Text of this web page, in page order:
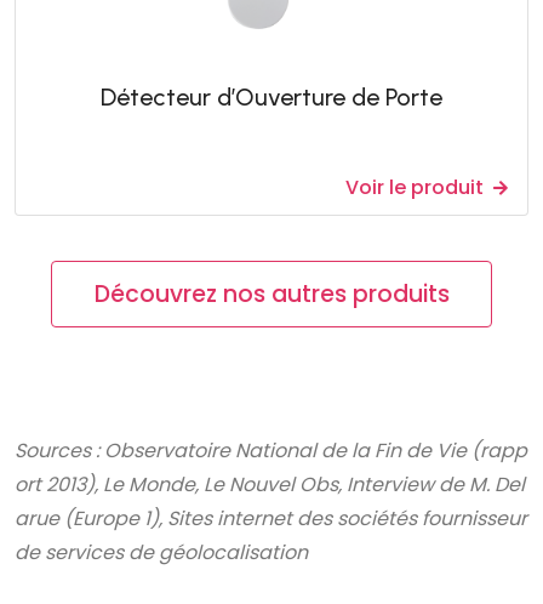
Détecteur d’Ouverture de Porte
Voir le produit
Découvrez nos autres produits
Sources : Observatoire National de la Fin de Vie (rapp
ort 2013), Le Monde, Le Nouvel Obs, Interview de M. Del
arue (Europe 1), Sites internet des sociétés fournisseur
de services de géolocalisation